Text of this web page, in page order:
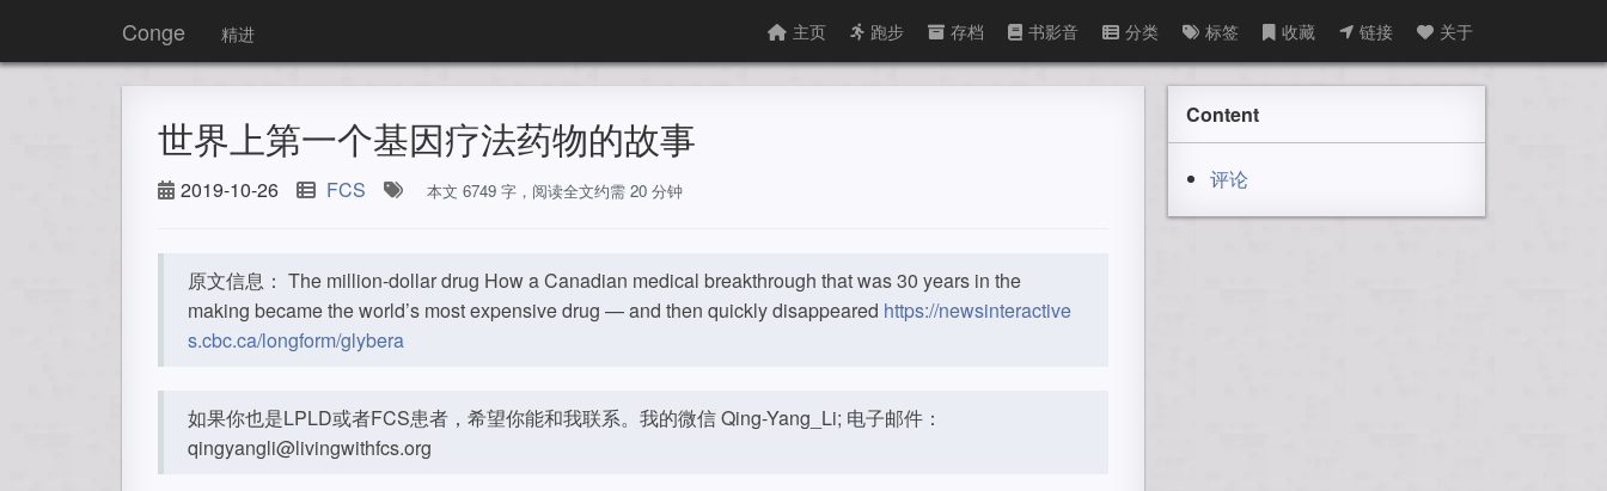
Conge 精进 主页 跑步 存档 书影音 分类 标签 收藏 链接 关于
世界上第一个基因疗法药物的故事
2019-10-26 FCS 本文 6749 字，阅读全文约需 20 分钟
原文信息： The million-dollar drug How a Canadian medical breakthrough that was 30 years in the
making became the world’s most expensive drug — and then quickly disappeared https://newsinteractive
s.cbc.ca/longform/glybera
如果你也是LPLD或者FCS患者，希望你能和我联系。我的微信 Qing-Yang_Li; 电子邮件：
qingyangli@livingwithfcs.org
Content
评论